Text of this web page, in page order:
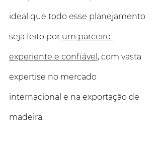
ideal que todo esse planejamento
seja feito por um parceiro
experiente e confiável , com vasta
expertise no mercado
internacional e na exportação de
madeira.